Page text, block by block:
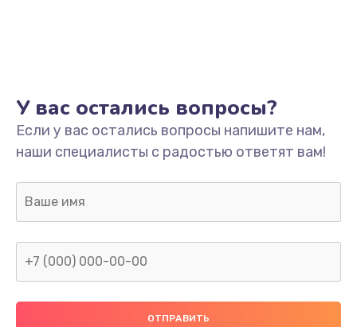
Замена/Pемонт карбюратора
1300 руб.
Заказать
Ремонт капиллярной трубки
400 руб.
У вас остались вопросы?
Если у вас остались вопросы напишите нам,
наши специалисты с радостью ответят вам!